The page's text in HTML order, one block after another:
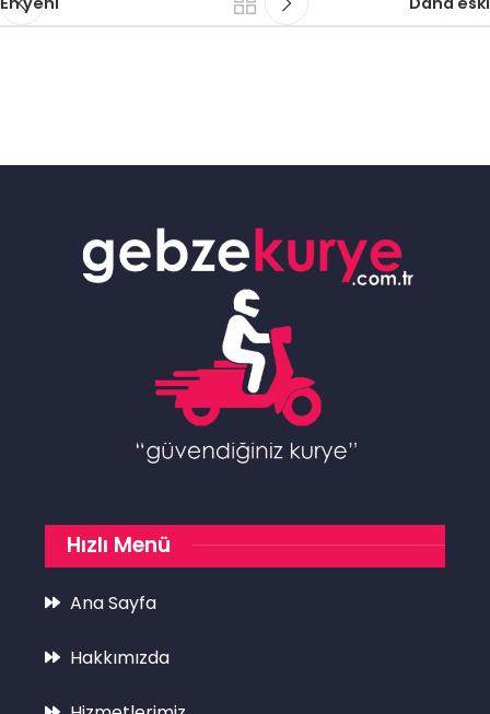
Hızlı Menü
Ana Sayfa
Hakkımızda